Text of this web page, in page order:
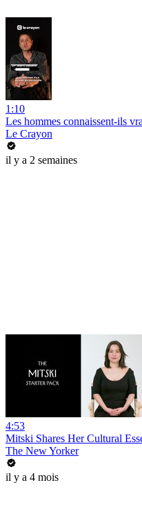
1:10
Les hommes connaissent-ils
Le Crayon
il y a 2 semaines
4:53
Mitski Shares Her Cultural
The New Yorker
il y a 4 mois